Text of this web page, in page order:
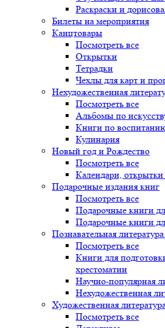
Раскраски и
Билеты на мероприятия
Канцтовары
Посмотреть все
Открытки
Тетрадки
Чехлы для карт и
Нехудожественная
Посмотреть все
Альбомы по
Книги по
Кулинария
Новый год и Рождество
Посмотреть все
Календари, открытки
Подарочные издания книг
Посмотреть все
Подарочные книги
Подарочные книги
Познавательная
Посмотреть все
Книги для
хрестоматии
Научно-популярная
Нехудожественная
Художественная
Посмотреть все